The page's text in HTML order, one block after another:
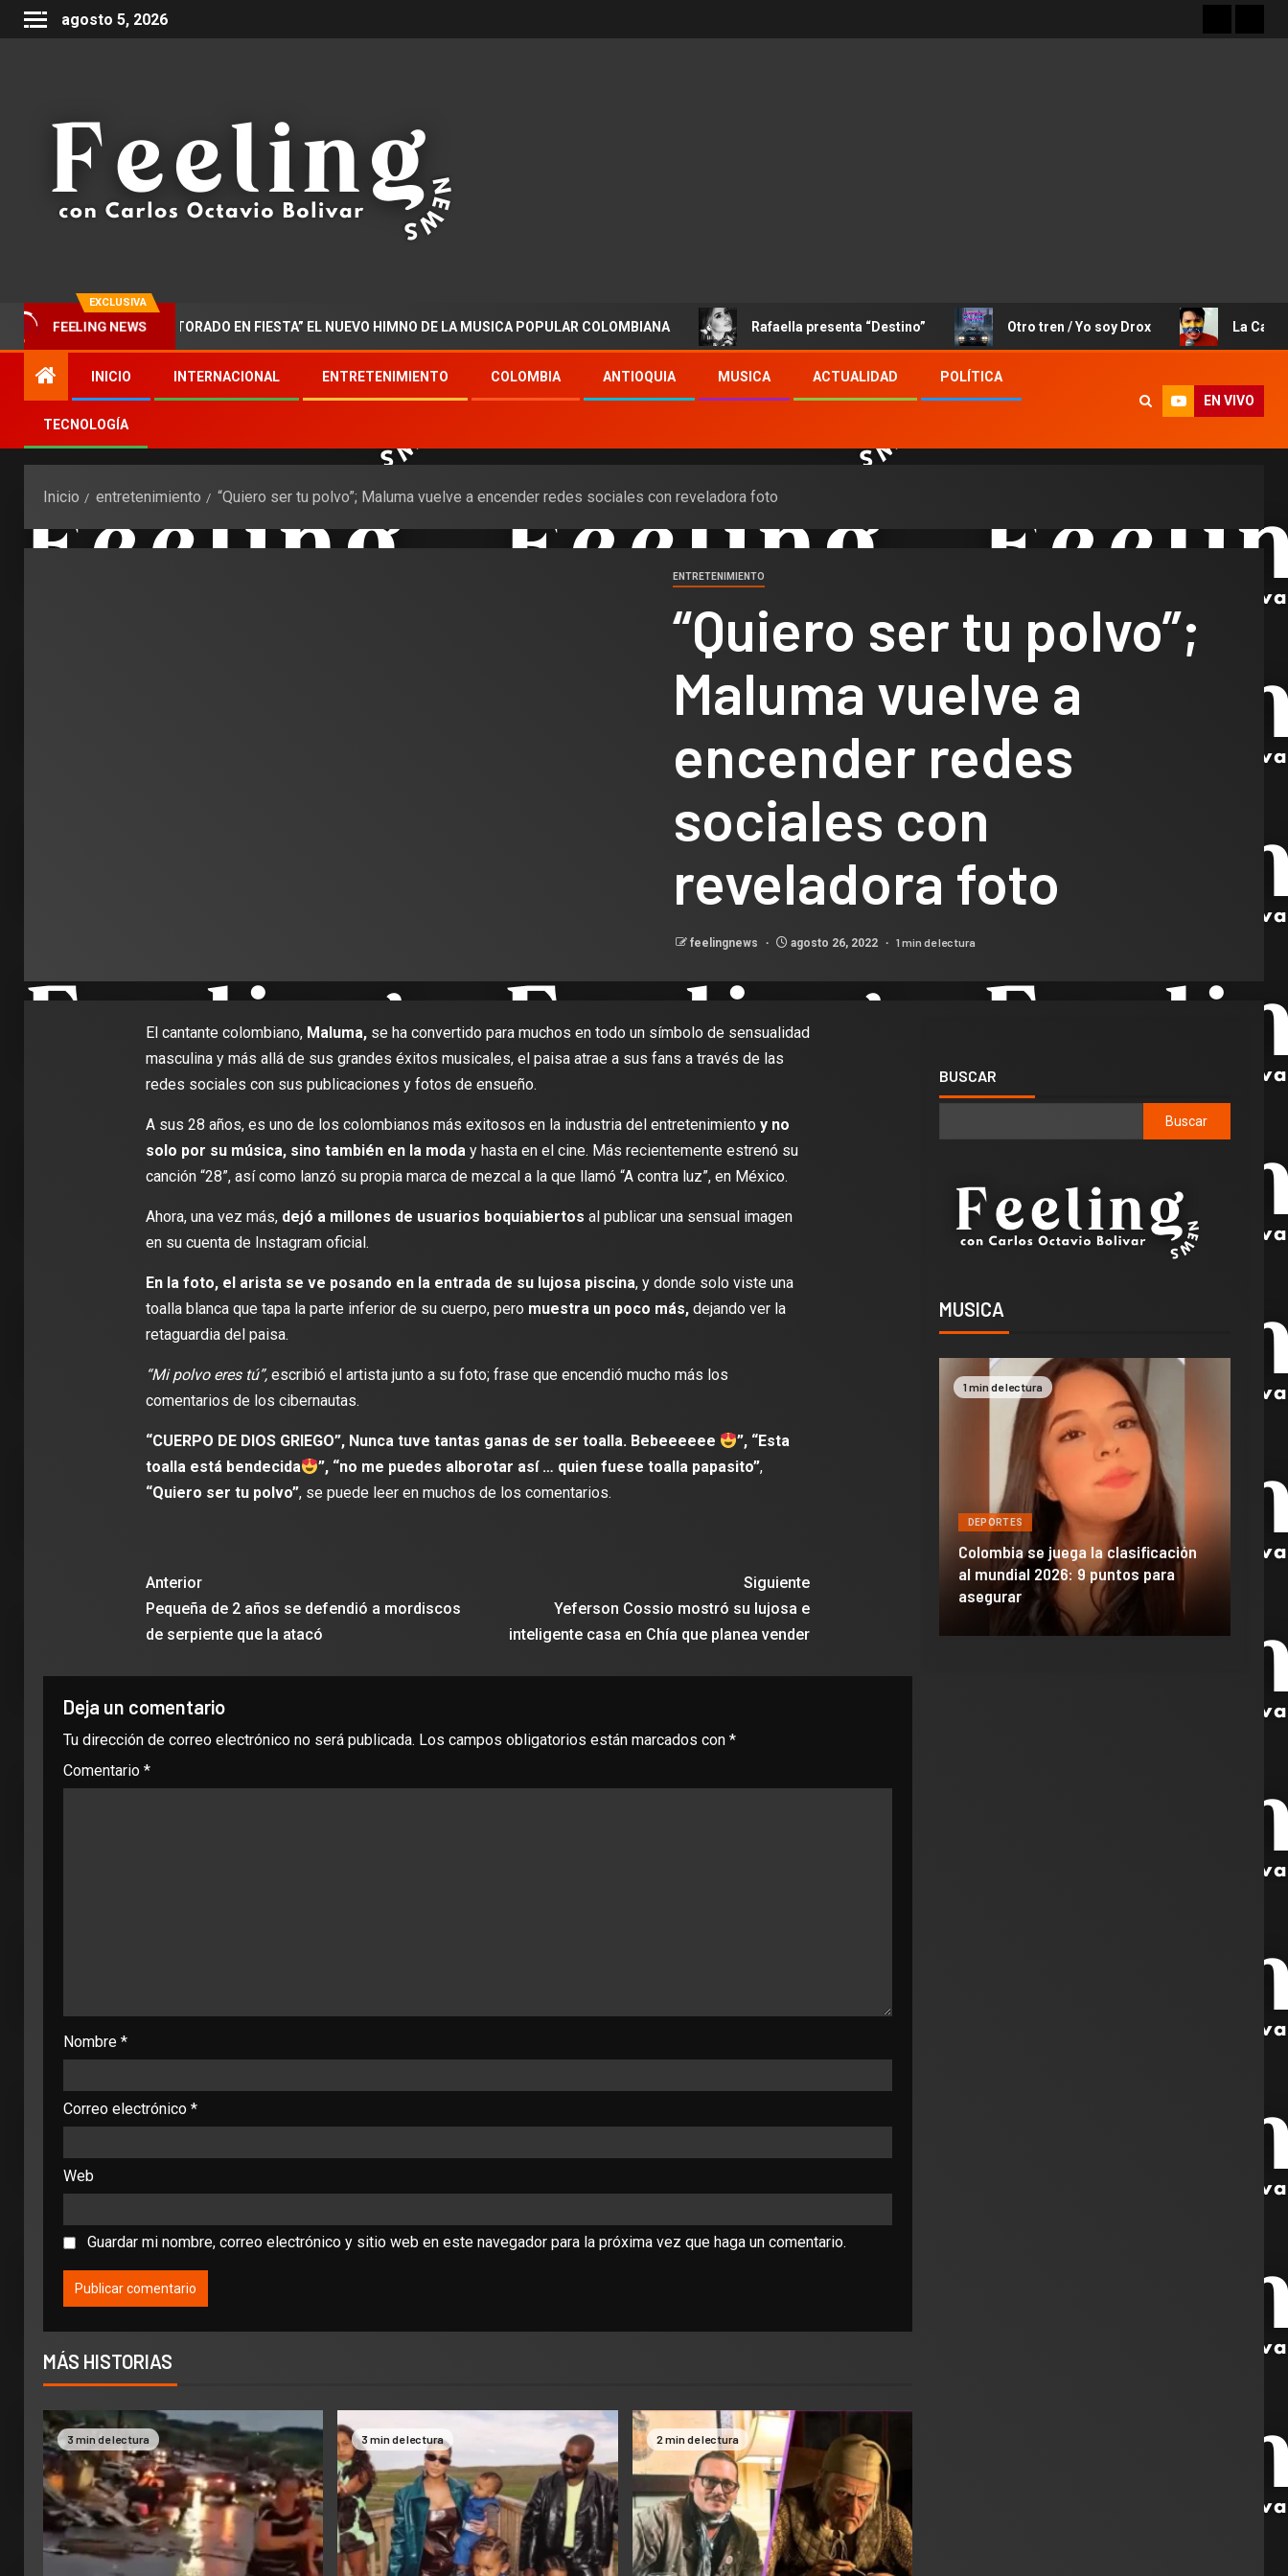
agosto 5, 2026
EXCLUSIVA
FEELING NEWS
PRESENTA “DOCTORADO EN FIESTA” EL NUEVO HIMNO DE LA MUSICA POPULAR COLOMBIANA Rafaella presenta “Destino” Otro tren / Yo soy Drox La Canción de
INICIO INTERNACIONAL ENTRETENIMIENTO COLOMBIA ANTIOQUIA MUSICA ACTUALIDAD POLÍTICA
TECNOLOGÍA
EN VIVO
Inicio entretenimiento “Quiero ser tu polvo”; Maluma vuelve a encender redes sociales con reveladora foto
ENTRETENIMIENTO
“Quiero ser tu polvo”;
Maluma vuelve a
encender redes
sociales con
reveladora foto
feelingnews agosto 26, 2022 1 min de lectura
El cantante colombiano,Maluma, se ha convertido para muchos en todo un símbolo de sensualidad
masculina y más allá de sus grandes éxitos musicales, el paisa atrae a sus fans a través de las
redes sociales con sus publicaciones y fotos de ensueño.
A sus 28 años, es uno de los colombianos más exitosos en la industria del entretenimiento y no
solo por su música, sino también en la moday hasta en el cine. Más recientemente estrenó su
canción “28”, así como lanzó su propia marca de mezcal a la que llamó “A contra luz”, en México.
Ahora, una vez más, dejó a millones de usuarios boquiabiertos al publicar una sensual imagen
en su cuenta de Instagram oficial.
En la foto, el arista se ve posando en la entrada de su lujosa piscina, y donde solo viste una
toalla blanca que tapa la parte inferior de su cuerpo, pero muestra un poco más,dejando ver la
retaguardia del paisa.
“Mi polvo eres tú”,escribió el artista junto a su foto; frase que encendió mucho más los
comentarios de los cibernautas.
“CUERPO DE DIOS GRIEGO”, Nunca tuve tantas ganas de ser toalla. Bebeeeeee
”, “Esta
toalla está bendecida
”, “no me puedes alborotar así … quien fuese toalla papasito”,
“Quiero ser tu polvo”, se puede leer en muchos de los comentarios.
Anterior
Pequeña de 2 años se defendió a mordiscos
de serpiente que la atacó
Siguiente
Yeferson Cossio mostró su lujosa e
inteligente casa en Chía que planea vender
Deja un comentario
Tu dirección de correo electrónico no será publicada. Los campos obligatorios están marcados con *
Comentario *
Nombre *
Correo electrónico *
Web
Guardar mi nombre, correo electrónico y sitio web en este navegador para la próxima vez que haga un comentario.
MÁS HISTORIAS
3 min de lectura 3 min de lectura 2 min de lectura
BUSCAR
Buscar
MUSICA
2 min de lectura
DEPORTES
edición limitada del FC Barcelona
para el partido contra el Real Madrid
1 min de lectura
DEPORTES
Colombia se juega la clasificación
al mundial 2026: 9 puntos para
asegurar
2